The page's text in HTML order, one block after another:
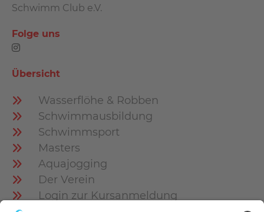
Schwimm Club e.V.
Folge uns
Übersicht
Wasserflöhe & Robben
Schwimmausbildung
Schwimmsport
Masters
Aquajogging
Der Verein
Login zur Kursanmeldung